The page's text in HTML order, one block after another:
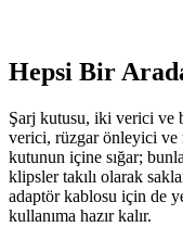
Hepsi Bir
Şarj kutusu, iki verici ve
verici, rüzgar önleyici ve
kutunun içine sığar;
klipsler takılı olarak
adaptör kablosu için de
kullanıma hazır kalır.